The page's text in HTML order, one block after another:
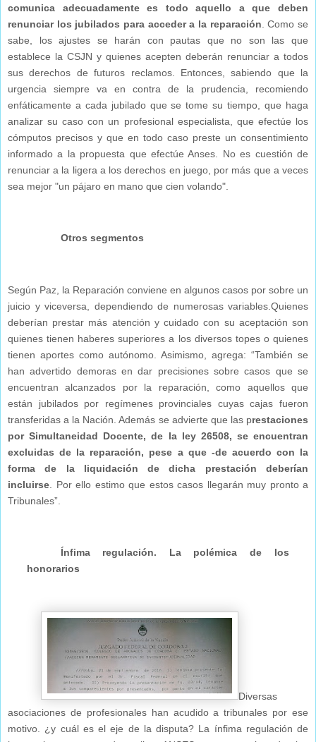
comunica adecuadamente es todo aquello a que deben
renunciar los jubilados para acceder a la reparación . Como se
sabe, los ajustes se harán con pautas que no son las que
establece la CSJN y quienes acepten deberán renunciar a todos
sus derechos de futuros reclamos. Entonces, sabiendo que la
urgencia siempre va en contra de la prudencia, recomiendo
enfáticamente a cada jubilado que se tome su tiempo, que haga
analizar su caso con un profesional especialista, que efectúe los
cómputos precisos y que en todo caso preste un consentimiento
informado a la propuesta que efectúe Anses.
No es cuestión de
renunciar a la ligera a los derechos en juego, por más que a veces
sea mejor "un pájaro en mano que cien volando".
Otros segmentos
Según Paz, la Reparación conviene en algunos casos por sobre un
juicio y viceversa, dependiendo de numerosas variables.Quienes
deberían prestar más atención y cuidado con su aceptación son
quienes tienen haberes superiores a los diversos topes o quienes
tienen aportes como autónomo. Asimismo, agrega: “También se
han advertido demoras en dar precisiones sobre casos que se
encuentran alcanzados por la reparación, como aquellos que
están jubilados por regímenes provinciales cuyas cajas fueron
transferidas a la Nación. Además se advierte que las prestaciones
por Simultaneidad Docente, de la ley 26508, se encuentran
excluidas de la reparación, pese a que -de acuerdo con la
forma de la liquidación de dicha prestación deberían
incluirse . Por ello estimo que estos casos llegarán muy pronto a
Tribunales”.
Ínfima regulación. La polémica de los
honorarios
Diversas
asociaciones de profesionales han acudido a tribunales por ese
motivo. ¿y cuál es el eje de la disputa? La ínfima regulación de